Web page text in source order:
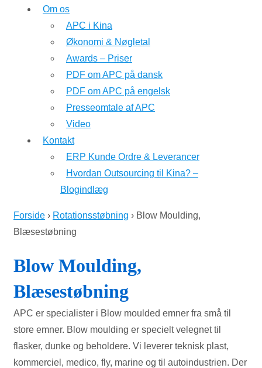
Om os
APC i Kina
Økonomi & Nøgletal
Awards – Priser
PDF om APC på dansk
PDF om APC på engelsk
Presseomtale af APC
Video
Kontakt
ERP Kunde Ordre & Leverancer
Hvordan Outsourcing til Kina? –
Blogindlæg
Forside › Rotationsstøbning › Blow Moulding,
Blæsestøbning
Blow Moulding,
Blæsestøbning
APC er specialister i Blow moulded emner fra små til
store emner. Blow moulding er specielt velegnet til
flasker, dunke og beholdere. Vi leverer teknisk plast,
kommerciel, medico, fly, marine og til autoindustrien. Der